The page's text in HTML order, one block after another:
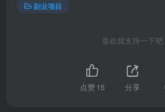
副业项目
喜欢就支持一下吧
点赞15 分享